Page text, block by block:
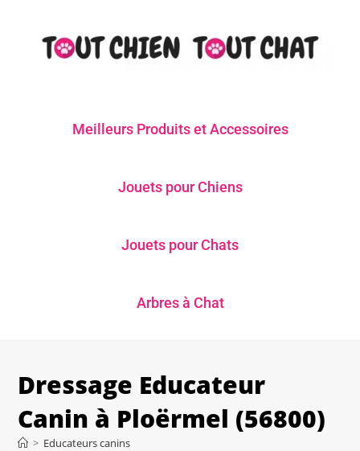
Meilleurs Produits et Accessoires
Jouets pour Chiens
Jouets pour Chats
Arbres à Chat
Dressage Educateur
Canin à Ploërmel (56800)
> Educateurs canins